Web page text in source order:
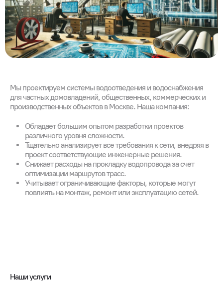
Мы проектируем системы водоотведения и водоснабжения
для частных домовладений, общественных, коммерческих и
производственных объектов в Москве. Наша компания:
Обладает большим опытом разработки проектов
различного уровня сложности.
Тщательно анализирует все требования к сети, внедряя в
проект соответствующие инженерные решения.
Снижает расходы на прокладку водопровода за счет
оптимизации маршрутов трасс.
Учитывает ограничивающие факторы, которые могут
повлиять на монтаж, ремонт или эксплуатацию сетей.
Наши услуги